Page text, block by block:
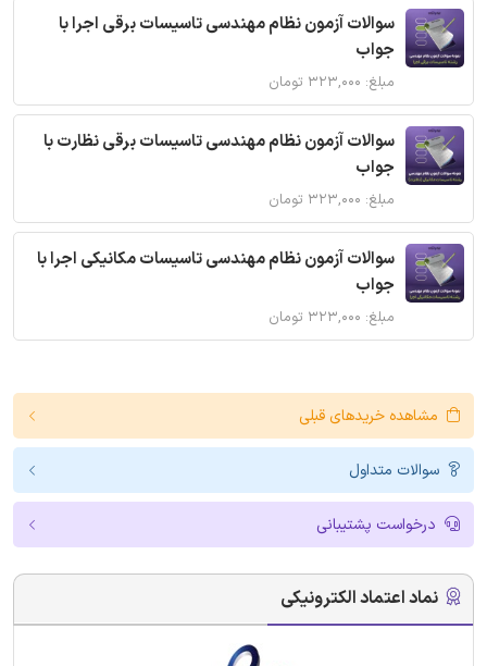
سوالات آزمون نظام مهندسی تاسیسات برقی اجرا با
جواب
مبلغ: ۳۲۳,۰۰۰ تومان
سوالات آزمون نظام مهندسی تاسیسات برقی نظارت با
جواب
مبلغ: ۳۲۳,۰۰۰ تومان
سوالات آزمون نظام مهندسی تاسیسات مکانیکی اجرا با
جواب
مبلغ: ۳۲۳,۰۰۰ تومان
مشاهده خریدهای قبلی
سوالات متداول
درخواست پشتیبانی
نماد اعتماد الکترونیکی